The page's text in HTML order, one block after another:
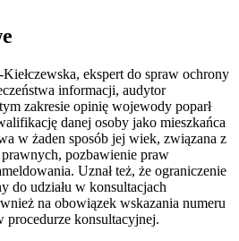
ekspert do spraw ochrony
informacji, audytor
zakresie opinię wojewody poparł
danej osoby jako mieszkańca
w żaden sposób jej wiek, związana z
pozbawienie praw
Uznał też, że ograniczenie
do udziału w konsultacjach
na obowiązek wskazania numeru
procedurze konsultacyjnej.